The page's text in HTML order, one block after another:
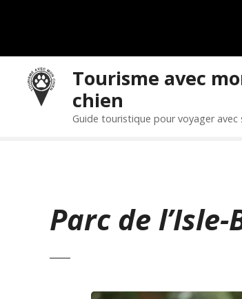
Tourisme avec
chien
Guide touristique pour voyager avec
Parc de